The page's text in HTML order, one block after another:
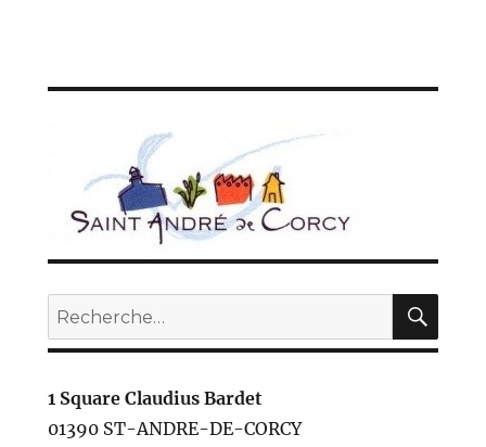
Recherche
pour :
1 Square Claudius Bardet
01390 ST-ANDRE-DE-CORCY